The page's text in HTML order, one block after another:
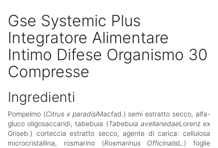
Gse Systemic Plus
Integratore Alimentare
Intimo Difese Organismo 30
Compresse
Ingredienti
Pompelmo (Citrus x paradisiMacfad.) semi estratto secco, alfa-
gluco oligosaccaridi, tabebuia (Tabebuia avellanedaeLorenz ex
Griseb.) corteccia estratto secco, agente di carica: cellulosa
microcristallina, rosmarino (Rosmarinus OfficinalisL.) foglie